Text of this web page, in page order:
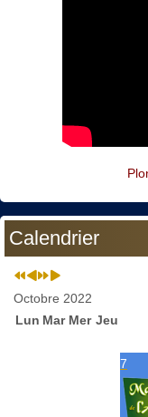
Calendrier
Octobre 2022
Lun Mar Mer Jeu
7